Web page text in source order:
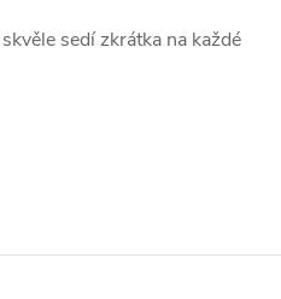
sedí zkrátka na každé